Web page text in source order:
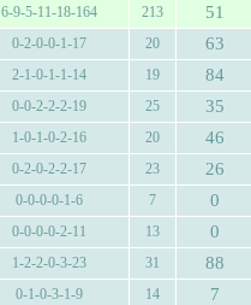
6-9-5-11-18-164 213 51
0-2-0-0-1-17 20 63
2-1-0-1-1-14 19 84
0-0-2-2-2-19 25 35
1-0-1-0-2-16 20 46
0-2-0-2-2-17 23 26
0-0-0-0-1-6 7 0
0-0-0-0-2-11 13 0
1-2-2-0-3-23 31 88
0-1-0-3-1-9 14 7